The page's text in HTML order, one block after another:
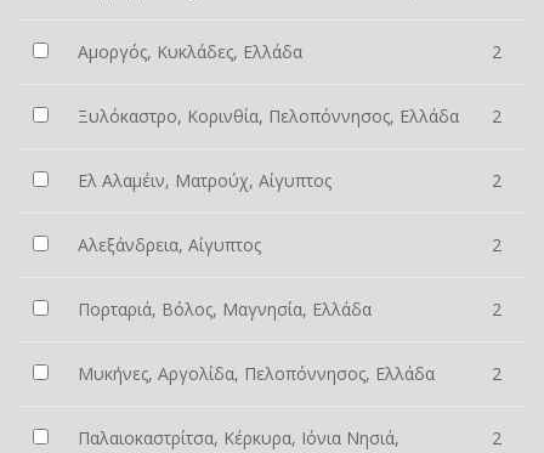
Αμοργός, Κυκλάδες, Ελλάδα 2
Ξυλόκαστρο, Κορινθία, Πελοπόννησος, Ελλάδα 2
Ελ Αλαμέιν, Ματρούχ, Αίγυπτος 2
Αλεξάνδρεια, Αίγυπτος 2
Πορταριά, Βόλος, Μαγνησία, Ελλάδα 2
Μυκήνες, Αργολίδα, Πελοπόννησος, Ελλάδα 2
Παλαιοκαστρίτσα, Κέρκυρα, Ιόνια Νησιά, 2